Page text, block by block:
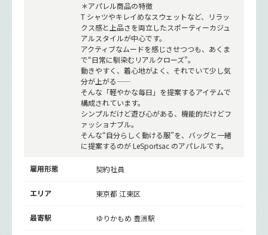
＊アパレル商品の特徴
T シャツやキレイめなスウェットなど、リラッ
クス感と上品さを両立したスポーティーカジュ
アルスタイルが中心です。
アクティブなムードを感じさせつつも、あくま
で“日常に馴染むリアルクローズ”。
動きやすく、着心地がよく、それでいて少し気
分が上がる——
そんな「軽やかな毎日」を提案するアイテムで
構成されています。
シンプルだけど遊び心がある、機能的だけどフ
ァッショナブル。
そんな“自分らしく動ける服”を、バッグと一緒
に提案するのが LeSportsac のアパレルです。
雇用形態 契約社員
エリア 東京都 江東区
最寄駅 ゆりかもめ 豊洲駅